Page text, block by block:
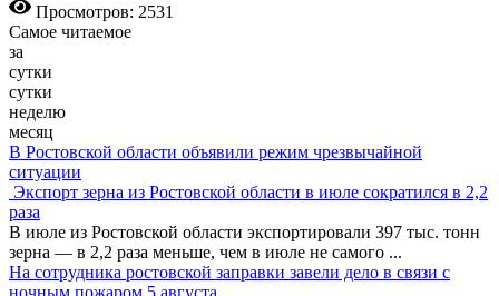
Просмотров: 2531
Самое читаемое
за
сутки
сутки
неделю
месяц
В Ростовской области объявили режим чрезвычайной
ситуации
Экспорт зерна из Ростовской области в июле сократился в 2,2
раза
В июле из Ростовской области экспортировали 397 тыс. тонн
зерна — в 2,2 раза меньше, чем в июле не самого ...
На сотрудника ростовской заправки завели дело в связи с
ночным пожаром 5 августа